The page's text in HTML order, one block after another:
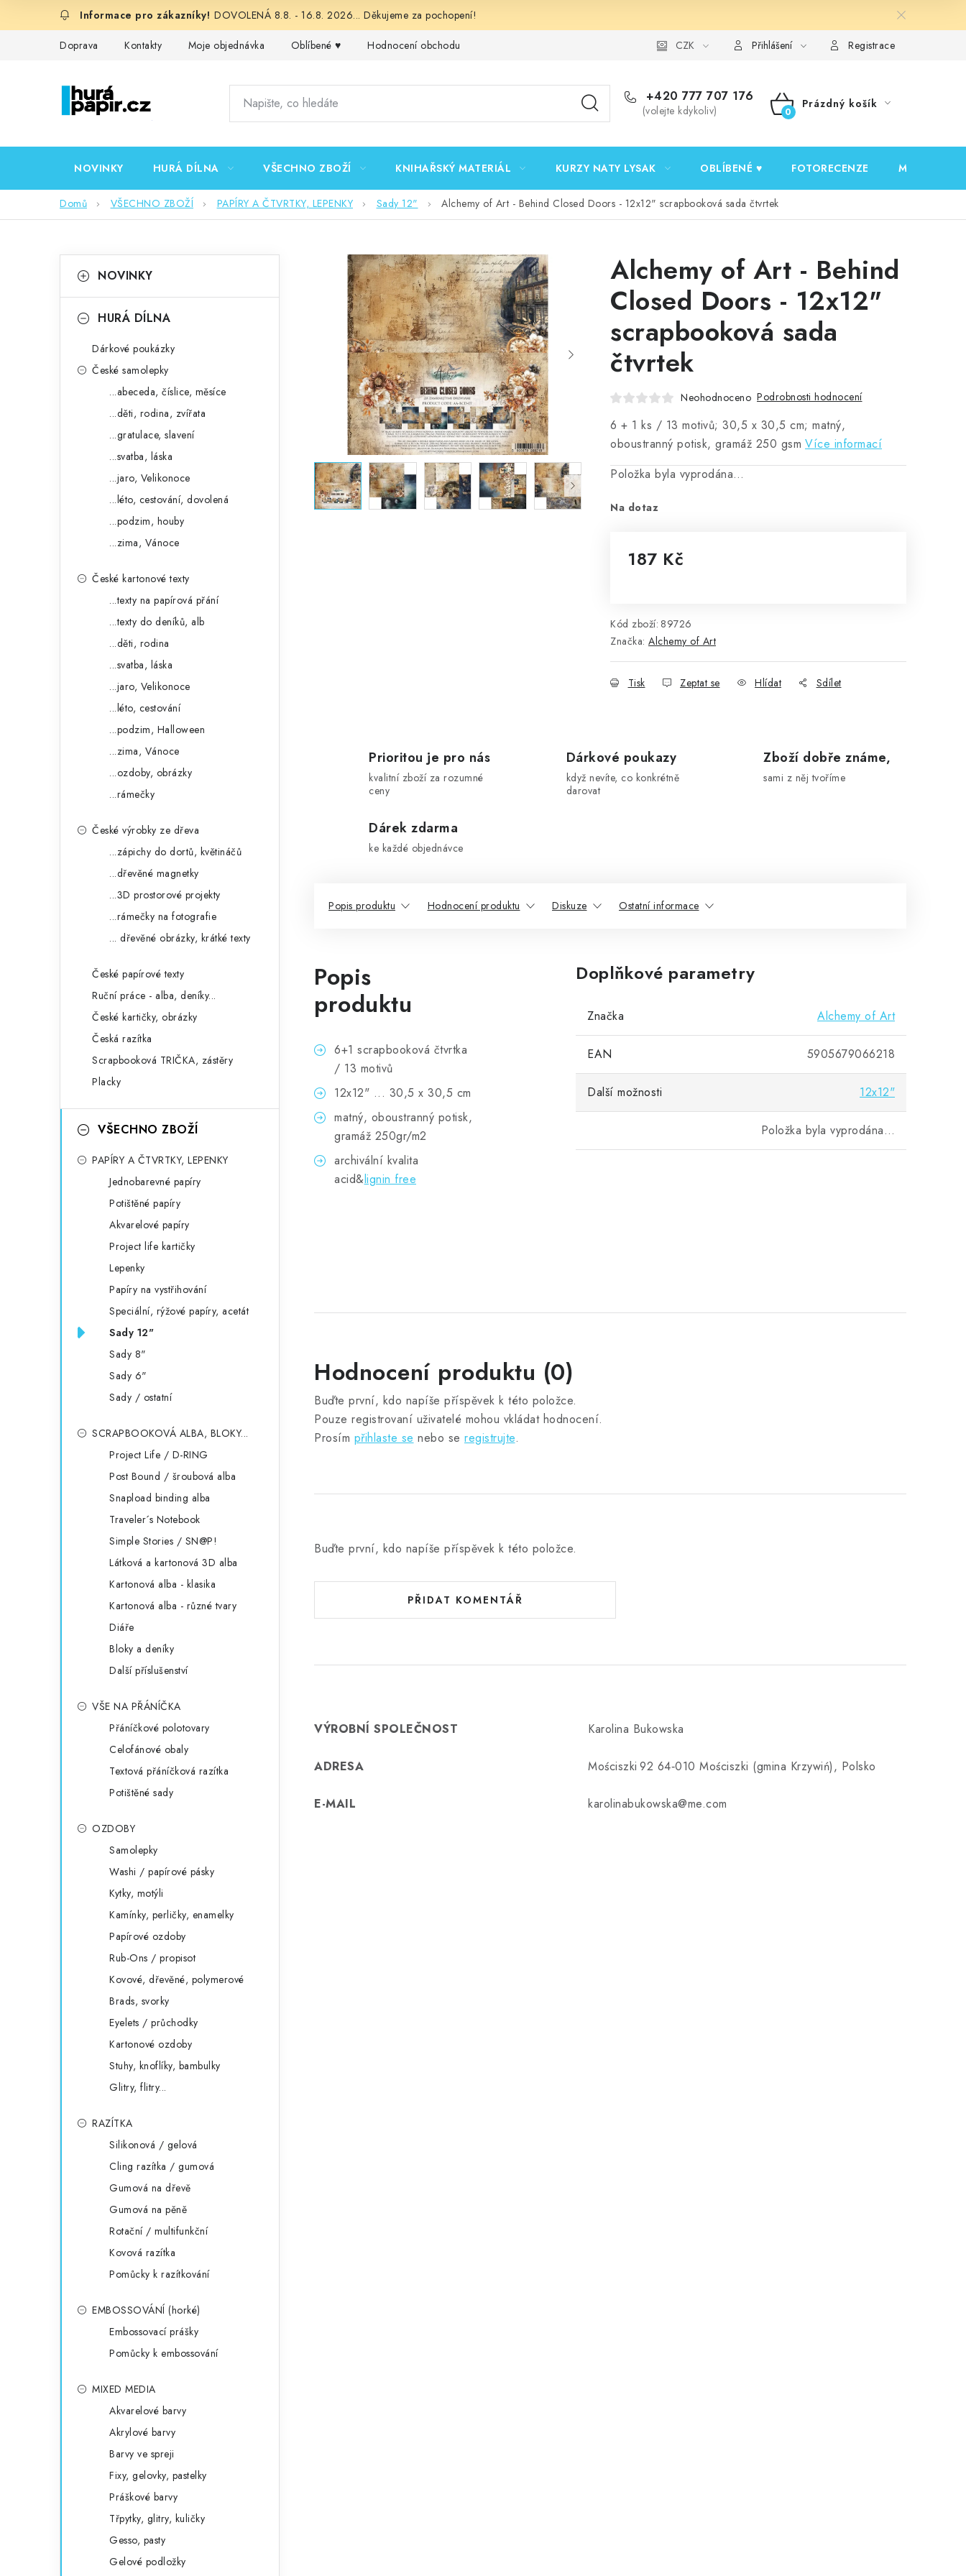
DOVOLENÁ 8.8. - 16.8. 2026... Děkujeme za pochopení!
Doprava Kontakty Moje objednávka Oblíbené ♥️ Hodnocení obchodu Podmínky ochrany osobních údajů Ověřování recenzí
CZK Přihlášení Registrace
+420 777 707 176
(volejte kdykoliv)
NÁKUPNÍ
Prázdný košík
NOVINKY HURÁ DÍLNA VŠECHNO ZBOŽÍ KNIHAŘSKÝ MATERIÁL KURZY NATY LYSAK OBLÍBENÉ ♥️ FOTORECENZE MOJE
Domů VŠECHNO ZBOŽÍ PAPÍRY A ČTVRTKY, LEPENKY Sady 12" Alchemy of Art - Behind Closed Doors - 12x12" scrapbooková sada čtvrtek
okategorie
a
NOVINKY
HURÁ DÍLNA
Dárkové poukázky
České samolepky
...abeceda, číslice, měsíce
...děti, rodina, zvířata
...gratulace, slavení
...svatba, láska
...jaro, Velikonoce
...léto, cestování, dovolená
...podzim, houby
...zima, Vánoce
České kartonové texty
...texty na papírová přání
...texty do deníků, alb
...děti, rodina
...svatba, láska
...jaro, Velikonoce
...léto, cestování
...podzim, Halloween
...zima, Vánoce
...ozdoby, obrázky
...rámečky
České výrobky ze dřeva
...zápichy do dortů, květináčů
...dřevěné magnetky
...3D prostorové projekty
...rámečky na fotografie
... dřevěné obrázky, krátké texty
České papírové texty
Ruční práce - alba, deníky...
České kartičky, obrázky
Česká razítka
Scrapbooková TRIČKA, zástěry
Placky
VŠECHNO ZBOŽÍ
PAPÍRY A ČTVRTKY, LEPENKY
Jednobarevné papíry
Potištěné papíry
Akvarelové papíry
Project life kartičky
Lepenky
Papíry na vystřihování
Speciální, rýžové papíry, acetát
Sady 12"
Sady 8"
Sady 6"
Sady / ostatní
SCRAPBOOKOVÁ ALBA, BLOKY...
Project Life / D-RING
Post Bound / šroubová alba
Snapload binding alba
Traveler´s Notebook
Simple Stories / SN@P!
Látková a kartonová 3D alba
Kartonová alba - klasika
Kartonová alba - různé tvary
Diáře
Bloky a deníky
Další příslušenství
VŠE NA PŘÁNÍČKA
Přáníčkové polotovary
Celofánové obaly
Textová přáníčková razítka
Potištěné sady
OZDOBY
Samolepky
Washi / papírové pásky
Kytky, motýli
Kamínky, perličky, enamelky
Papírové ozdoby
Rub-Ons / propisot
Kovové, dřevěné, polymerové
Brads, svorky
Eyelets / průchodky
Kartonové ozdoby
Stuhy, knoflíky, bambulky
Glitry, flitry...
RAZÍTKA
Silikonová / gelová
Cling razítka / gumová
Gumová na dřevě
Gumová na pěně
Rotační / multifunkční
Kovová razítka
Pomůcky k razítkování
EMBOSSOVÁNÍ (horké)
Embossovací prášky
Pomůcky k embossování
MIXED MEDIA
Akvarelové barvy
Akrylové barvy
Barvy ve spreji
Fixy, gelovky, pastelky
Práškové barvy
Třpytky, glitry, kuličky
Gesso, pasty
Gelové podložky
Alchemy of Art - Behind
Closed Doors - 12x12"
scrapbooková sada
čtvrtek
Neohodnoceno Podrobnosti hodnocení
6 + 1 ks / 13 motivů; 30,5 x 30,5 cm; matný,
oboustranný potisk, gramáž 250 gsm Více informací
Položka byla vyprodána…
Na dotaz
187 Kč
Kód zboží: 89726
Značka: Alchemy of Art
Tisk Zeptat se Hlídat Sdílet
Prioritou je pro nás
kvalitní zboží za rozumné
ceny
Dárkové poukazy
když nevíte, co konkrétně
darovat
Zboží dobře známe,
sami z něj tvoříme
Dárek zdarma
ke každé objednávce
Popis produktu Hodnocení produktu Diskuze Ostatní informace
Popis
produktu
6+1 scrapbooková čtvrtka
/ 13 motivů
12x12" ... 30,5 x 30,5 cm
matný, oboustranný potisk,
gramáž 250gr/m2
archivální kvalita
acid&lignin free
Doplňkové parametry
Značka Alchemy of Art
EAN 5905679066218
Další možnosti 12x12"
Položka byla vyprodána…
Hodnocení produktu (0)
Buďte první, kdo napíše příspěvek k této položce.
Pouze registrovaní uživatelé mohou vkládat hodnocení.
Prosím přihlaste se nebo se registrujte.
Buďte první, kdo napíše příspěvek k této položce.
PŘIDAT KOMENTÁŘ
VÝROBNÍ SPOLEČNOST Karolina Bukowska
ADRESA Mościszki 92 64‑010 Mościszki (gmina Krzywiń), Polsko
E-MAIL karolinabukowska@me.com